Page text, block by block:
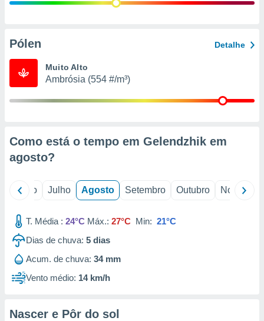
e
de
Pólen Detalhe
Muito Alto
Ambrósia (554 #/m³)
Como está o tempo em Gelendzhik em
agosto?
Junho Julho Agosto Setembro Outubro Novembro
T. Média : 24°C Máx.: 27°C Min: 21°C
Dias de chuva: 5 dias
Acum. de chuva: 34 mm
Vento médio: 14 km/h
Nascer e Pôr do sol